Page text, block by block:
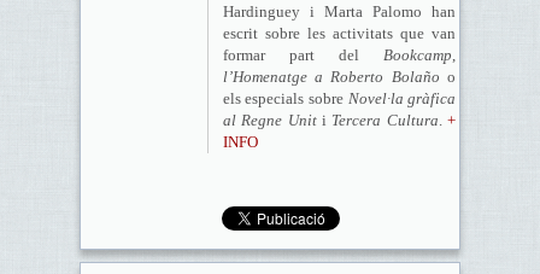
Hardinguey i Marta Palomo han
escrit sobre les activitats que van
formar part delBookcamp,
l’Homenatge a Roberto Bolaño o
els especials sobre Novel·la gràfica
al Regne Unit i Tercera Cultura.+
INFO